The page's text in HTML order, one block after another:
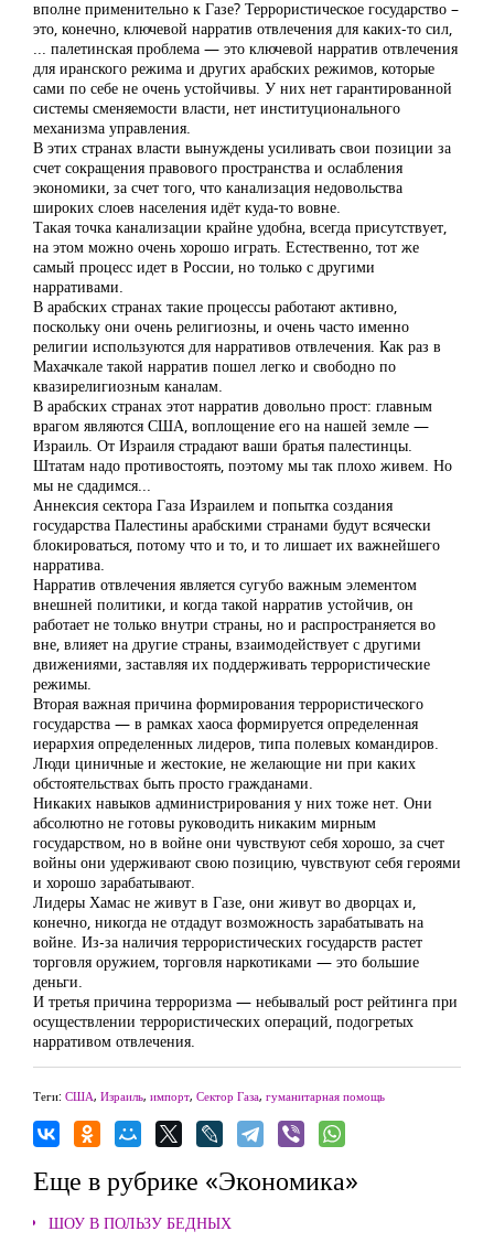
вполне применительно к Газе? Террористическое государство –
это, конечно, ключевой нарратив отвлечения для каких-то сил,
... палетинская проблема — это ключевой нарратив отвлечения
для иранского режима и других арабских режимов, которые
сами по себе не очень устойчивы. У них нет гарантированной
системы сменяемости власти, нет институционального
механизма управления.
В этих странах власти вынуждены усиливать свои позиции за
счет сокращения правового пространства и ослабления
экономики, за счет того, что канализация недовольства
широких слоев населения идёт куда-то вовне.
Такая точка канализации крайне удобна, всегда присутствует,
на этом можно очень хорошо играть. Естественно, тот же
самый процесс идет в России, но только с другими
нарративами.
В арабских странах такие процессы работают активно,
поскольку они очень религиозны, и очень часто именно
религии используются для нарративов отвлечения. Как раз в
Махачкале такой нарратив пошел легко и свободно по
квазирелигиозным каналам.
В арабских странах этот нарратив довольно прост: главным
врагом являются США, воплощение его на нашей земле —
Израиль. От Израиля страдают ваши братья палестинцы.
Штатам надо противостоять, поэтому мы так плохо живем. Но
мы не сдадимся...
Аннексия сектора Газа Израилем и попытка создания
государства Палестины арабскими странами будут всячески
блокироваться, потому что и то, и то лишает их важнейшего
нарратива.
Нарратив отвлечения является сугубо важным элементом
внешней политики, и когда такой нарратив устойчив, он
работает не только внутри страны, но и распространяется во
вне, влияет на другие страны, взаимодействует с другими
движениями, заставляя их поддерживать террористические
режимы.
Вторая важная причина формирования террористического
государства — в рамках хаоса формируется определенная
иерархия определенных лидеров, типа полевых командиров.
Люди циничные и жестокие, не желающие ни при каких
обстоятельствах быть просто гражданами.
Никаких навыков администрирования у них тоже нет. Они
абсолютно не готовы руководить никаким мирным
государством, но в войне они чувствуют себя хорошо, за счет
войны они удерживают свою позицию, чувствуют себя героями
и хорошо зарабатывают.
Лидеры Хамас не живут в Газе, они живут во дворцах и,
конечно, никогда не отдадут возможность зарабатывать на
войне. Из-за наличия террористических государств растет
торговля оружием, торговля наркотиками — это большие
деньги.
И третья причина терроризма — небывалый рост рейтинга при
осуществлении террористических операций, подогретых
нарративом отвлечения.
Теги: США, Израиль, импорт, Сектор Газа, гуманитарная помощь
Еще в рубрике «Экономика»
ШОУ В ПОЛЬЗУ БЕДНЫХ